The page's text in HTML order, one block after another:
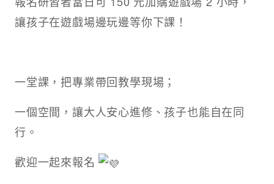
讓孩子在遊戲場邊玩邊等你下課！
一堂課，把專業帶回教學現場；
一個空間，讓大人安心進修、孩子也能自在同
行。
歡迎一起來報名